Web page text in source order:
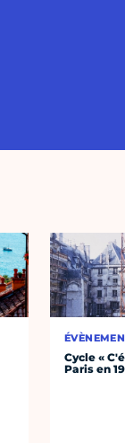
Cycle «
Paris en